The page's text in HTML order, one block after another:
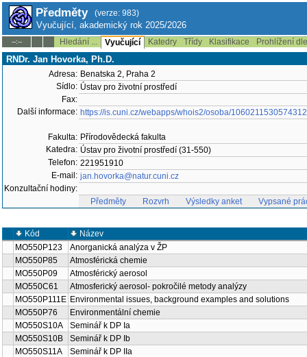
Předměty (verze: 983)
Vyučující, akademický rok 2025/2026
--:-- Hledání ... Vyučující Katedry Třídy Klasifikace Prohlížení
RNDr. Jan Hovorka, Ph.D.
Adresa: Benatska 2, Praha 2
Sídlo: Ústav pro životní prostředí
Fax:
Další informace: https://is.cuni.cz/webapps/whois2/osoba/1060211530574312
Fakulta: Přírodovědecká fakulta
Katedra: Ústav pro životní prostředí (31-550)
Telefon: 221951910
E-mail: jan.hovorka@natur.cuni.cz
Konzultační hodiny:
Předměty
Rozvrh Výsledky anket Vypsané
Kód
Název
MO550P123
Anorganická analýza v ŽP
MO550P85
Atmosférická chemie
MO550P09
Atmosférický aerosol
MO550C61
Atmosferický aerosol- pokročilé metody analýzy
MO550P111E Environmental issues, background examples and solutions
MO550P76
Environmentální chemie
MO550S10A
Seminář k DP Ia
MO550S10B
Seminář k DP Ib
MO550S11A
Seminář k DP IIa